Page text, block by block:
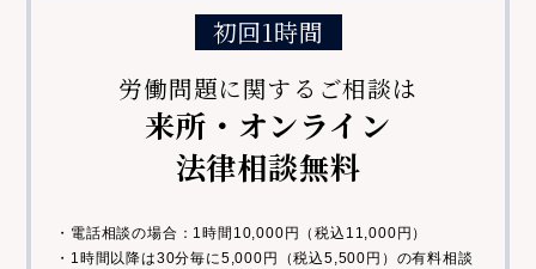
初回1時間
労働問題に関するご相談は
来所・オンライン
法律相談無料
・電話相談の場合：1時間10,000円（税込11,000円）
・1時間以降は30分毎に5,000円（税込5,500円）の有料相談